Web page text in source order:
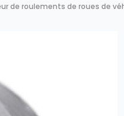
de roulements de roues de